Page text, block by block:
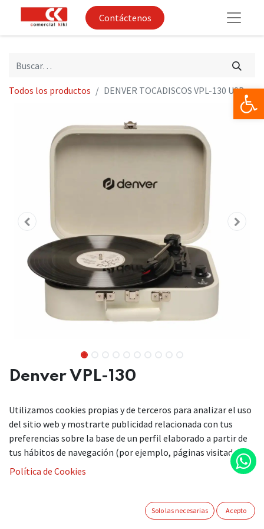
Contáctenos
Todos los productos DENVER TOCADISCOS VPL-130 USB
Denver VPL-130
través de USBdescripción
🎶 Opciones de reproducción
versátiles
Disfruta de toda tu colección de vinilos con soporte para
Utilizamos cookies propias y de terceros para analizar el uso
del sitio web y mostrarte publicidad relacionada con tus
preferencias sobre la base de un perfil elaborado a partir de
tus hábitos de navegación (por ejemplo, páginas visitadas).
Política de Cookies
Solo las necesarias Acepto